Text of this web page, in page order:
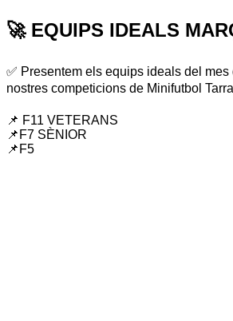
🚀 EQUIPS IDEALS
✅ Presentem els equips ideals del mes
nostres competicions de Minifutbol
📌 F11 VETERANS
📌F7 SÈNIOR
📌F5